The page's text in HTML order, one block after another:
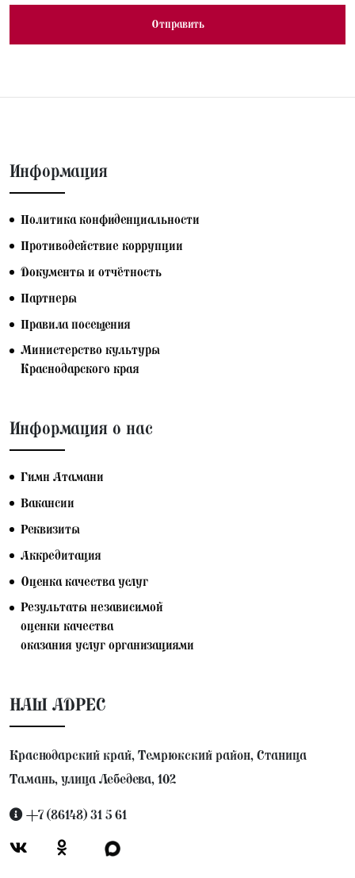
Информация
Политика конфиденциальности
Противодействие коррупции
Документы и отчётность
Партнеры
Правила посещения
Министерство культуры
Краснодарского края
Информация о нас
Гимн Атамани
Вакансии
Реквизиты
Аккредитация
Оценка качества услуг
Результаты независимой
оценки качества
оказания услуг организациями
НАШ АДРЕС
Краснодарский край, Темрюкский район, Станица
Тамань, улица Лебедева, 102
+7 (86148) 31 5 61